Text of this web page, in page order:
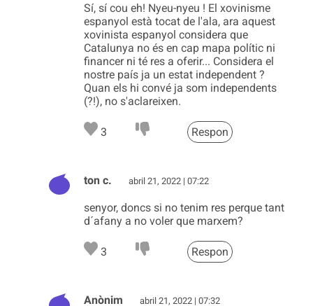
Sí, sí cou eh! Nyeu-nyeu ! El xovinisme
espanyol està tocat de l'ala, ara aquest
xovinista espanyol considera que
Catalunya no és en cap mapa polític ni
financer ni té res a oferir... Considera el
nostre país ja un estat independent ?
Quan els hi convé ja som independents
(?!), no s'aclareixen.
3 Respon
ton c. abril 21, 2022 | 07:22
senyor, doncs si no tenim res perque tant
d´afany a no voler que marxem?
3 Respon
Anònim abril 21, 2022 | 07:32